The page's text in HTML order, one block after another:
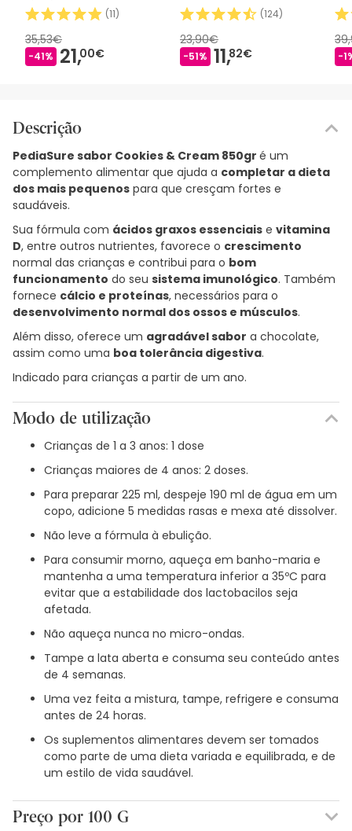
(11)
35,53€
-41% 21,00€
(124)
23,90€
-51% 11,82€ -
Descrição
PediaSure sabor Cookies & Cream 850gr é um
complemento alimentar que ajuda a completar a dieta
dos mais pequenos para que cresçam fortes e
saudáveis.
Sua fórmula com ácidos graxos essenciais e vitamina
D, entre outros nutrientes, favorece o crescimento
normal das crianças e contribui para o bom
funcionamento do seu sistema imunológico. Também
fornece cálcio e proteínas, necessários para o
desenvolvimento normal dos ossos e músculos.
Além disso, oferece um agradável sabor a chocolate,
assim como uma boa tolerância digestiva.
Indicado para crianças a partir de um ano.
Modo de utilização
Crianças de 1 a 3 anos: 1 dose
Crianças maiores de 4 anos: 2 doses.
Para preparar 225 ml, despeje 190 ml de água em um
copo, adicione 5 medidas rasas e mexa até dissolver.
Não leve a fórmula à ebulição.
Para consumir morno, aqueça em banho-maria e
mantenha a uma temperatura inferior a 35ºC para
evitar que a estabilidade dos lactobacilos seja
afetada.
Não aqueça nunca no micro-ondas.
Tampe a lata aberta e consuma seu conteúdo antes
de 4 semanas.
Uma vez feita a mistura, tampe, refrigere e consuma
antes de 24 horas.
Os suplementos alimentares devem ser tomados
como parte de uma dieta variada e equilibrada, e de
um estilo de vida saudável.
Preço por 100 G